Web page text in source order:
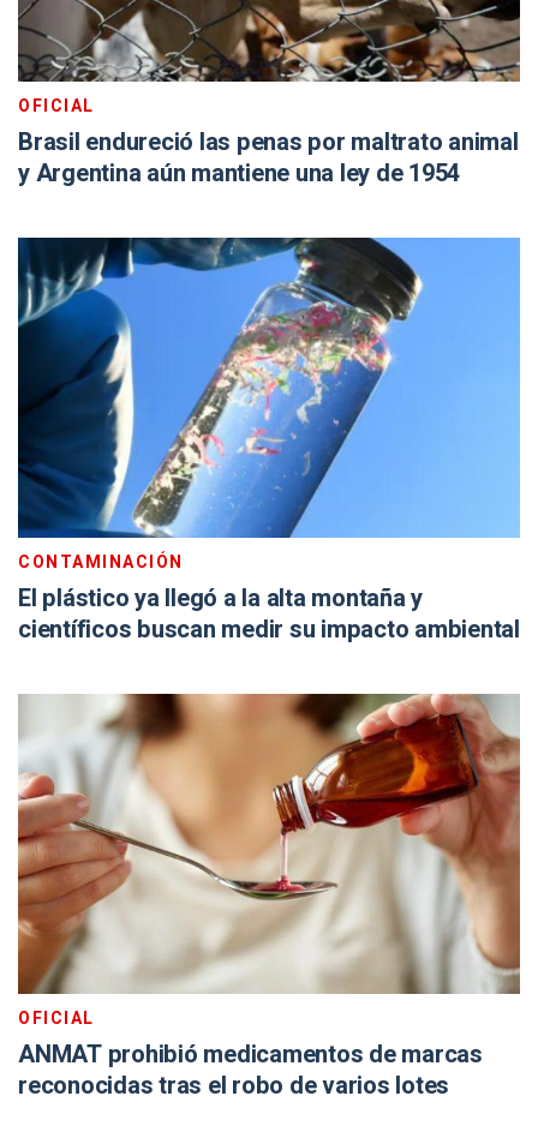
OFICIAL
Brasil endureció las penas por maltrato animal
y Argentina aún mantiene una ley de 1954
CONTAMINACIÓN
El plástico ya llegó a la alta montaña y
científicos buscan medir su impacto ambiental
OFICIAL
ANMAT prohibió medicamentos de marcas
reconocidas tras el robo de varios lotes